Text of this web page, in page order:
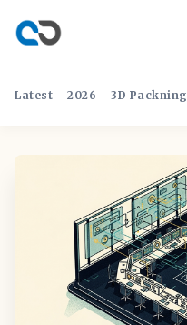
Latest 2026 3D Packning